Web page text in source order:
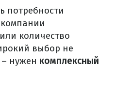
потребности
количество
выбор не
нужен комплексный